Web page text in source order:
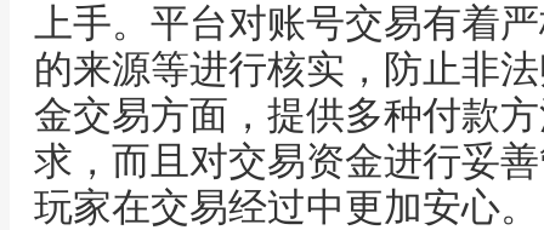
上手。平台对账号交易有着
的来源等进行核实，防止非
金交易方面，提供多种付款
求，而且对交易资金进行妥
玩家在交易经过中更加安心。